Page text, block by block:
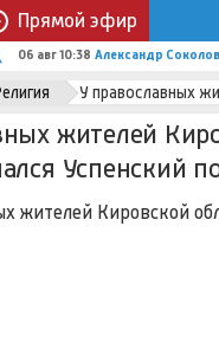
Прямой эфир
06 авг 10:38 Александр
У православных
жителей
Успенский